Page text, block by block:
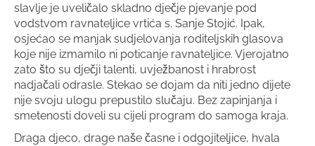
slavlje je uveličalo skladno dječje pjevanje pod
vodstvom ravnateljice vrtića s. Sanje Stojić. Ipak,
osjećao se manjak sudjelovanja roditeljskih glasova
koje nije izmamilo ni poticanje ravnateljice. Vjerojatno
zato što su dječji talenti, uvježbanost i hrabrost
nadjačali odrasle. Stekao se dojam da niti jedno dijete
nije svoju ulogu prepustilo slučaju. Bez zapinjanja i
smetenosti doveli su cijeli program do samoga kraja.
Draga djeco, drage naše časne i odgojiteljice, hvala